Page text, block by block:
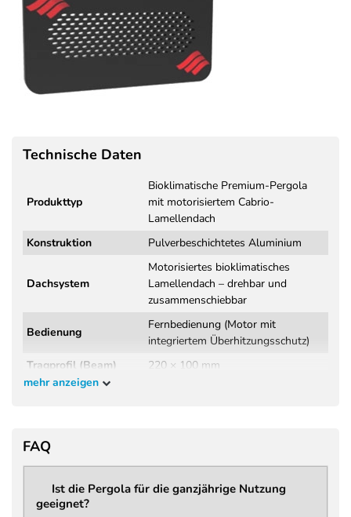
Technische Daten
Produkttyp
Bioklimatische Premium-Pergola
mit motorisiertem Cabrio-
Lamellendach
Konstruktion
Pulverbeschichtetes Aluminium
Dachsystem
Motorisiertes bioklimatisches
Lamellendach – drehbar und
zusammenschiebbar
Bedienung
Fernbedienung (Motor mit
integriertem Überhitzungsschutz)
Tragprofil (Beam)
220 × 100 mm
Wandstärke
Windbeständigkeit
Norm / Prüfung
DIN EN 13561:2015+A1:2004
(Wind- und Regenprüfung,
mehr anzeigen
FAQ
Ist die Pergola für die ganzjährige Nutzung
geeignet?